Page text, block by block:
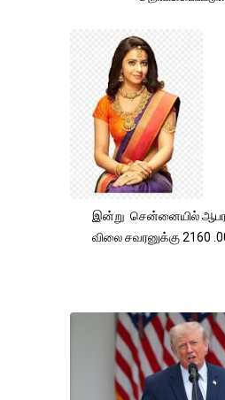
இன்று சென்னையில்
விலை சவரனுக்கு 2160 .00